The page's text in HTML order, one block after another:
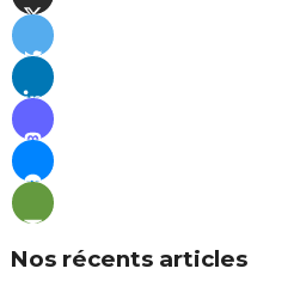
Nos récents articles